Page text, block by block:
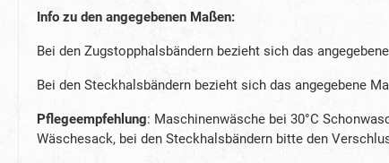
Info zu den angegebenen Maßen:
Bei den Zugstopphalsbändern bezieht sich das
Bei den Steckhalsbändern bezieht sich das angegebene
Pflegeempfehlung: Maschinenwäsche bei 30°C
Wäschesack, bei den Steckhalsbändern bitte den